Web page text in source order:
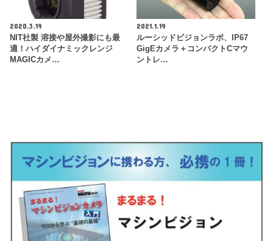
2020.3.19
NIT社製 溶接や屋外撮影にも最
適！ハイダイナミックレンジ
MAGICカメ…
2021.1.19
ルーシッドビジョンラボ、IP67
GigEカメラ＋コンパクトCマウ
ントレ…